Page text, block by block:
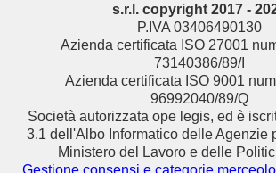
s.r.l. copyright 2017 -
P.IVA 03406490130
Azienda certificata ISO 27001
73140386/89/I
Azienda certificata ISO 9001
96992040/89/Q
Società autorizzata ope legis, ed è
3.1 dell'Albo Informatico delle Agenzie
Ministero del Lavoro e delle
Gestione consensi e categorie